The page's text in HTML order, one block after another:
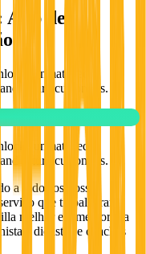
App de
unmatched
future customers.
unmatched
future customers.
a todos os nossos
que trabalharam
melhor e a melhorar a
dietistas e coaches